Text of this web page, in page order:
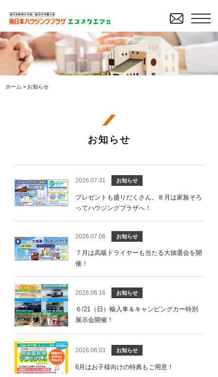
ホーム > お知らせ
お知らせ
2026.07.31 お知らせ
プレゼントも盛りだくさん。８月は家族そろ
ってハウジングプラザへ！
2026.07.06 お知らせ
７月は高級ドライヤーも当たる大抽選会を開
催！
2026.06.16 お知らせ
６/21（日）輸入車＆キャンピングカー特別
展示会開催！
2026.06.03 お知らせ
6月はお子様向けの特典もご用意！